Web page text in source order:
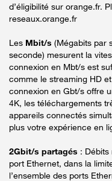
d’éligibilité sur orange.fr.
reseaux.orange.fr
Les Mbit/s (Mégabits par
seconde) mesurent la
connexion en Mbt/s est
comme le streaming HD
connexion en Gbt/s offre
4K, les téléchargements
appareils connectés
plus votre expérience en
2Gbit/s partagés : Débits
port Ethernet, dans la
l’ensemble des ports